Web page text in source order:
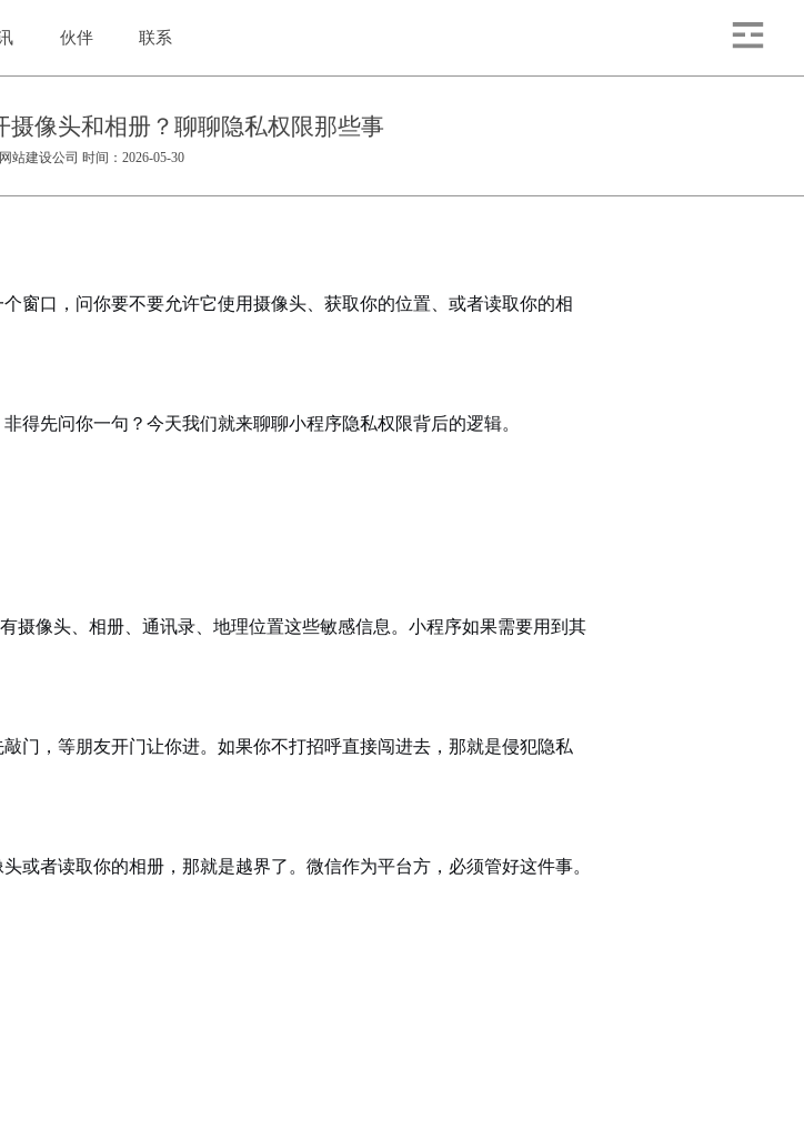
伙伴 联系
像头和相册？聊聊隐私权限那些事
站建设公司 时间：2026-05-30
窗口，问你要不要允许它使用摄像头、获取你的位置、或者读取你的相
先问你一句？今天我们就来聊聊小程序隐私权限背后的逻辑。
摄像头、相册、通讯录、地理位置这些敏感信息。小程序如果需要用到其
门，等朋友开门让你进。如果你不打招呼直接闯进去，那就是侵犯隐私
或者读取你的相册，那就是越界了。微信作为平台方，必须管好这件事。